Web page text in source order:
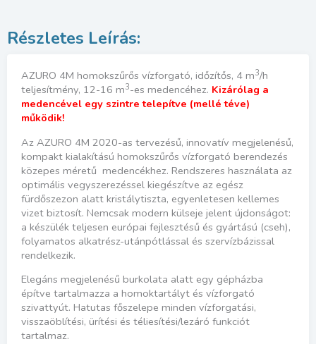
AZURO 4M homokszűrős vízforgató, időzítős, 4 m3/h
teljesítmény, 12-16 m3-es medencéhez. Kizárólag a
medencével egy szintre telepítve (mellé téve)
működik!
Az AZURO 4M 2020-as tervezésű, innovatív megjelenésű,
kompakt kialakítású homokszűrős vízforgató berendezés
közepes méretű medencékhez. Rendszeres használata az
optimális vegyszerezéssel kiegészítve az egész
fürdőszezon alatt kristálytiszta, egyenletesen kellemes
vizet biztosít. Nemcsak modern külseje jelent újdonságot:
a készülék teljesen európai fejlesztésű és gyártású (cseh),
folyamatos alkatrész-utánpótlással és szervízbázissal
rendelkezik.
Elegáns megjelenésű burkolata alatt egy gépházba
építve tartalmazza a homoktartályt és vízforgató
szivattyút. Hatutas főszelepe minden vízforgatási,
visszaöblítési, ürítési és téliesítési/lezáró funkciót
tartalmaz.